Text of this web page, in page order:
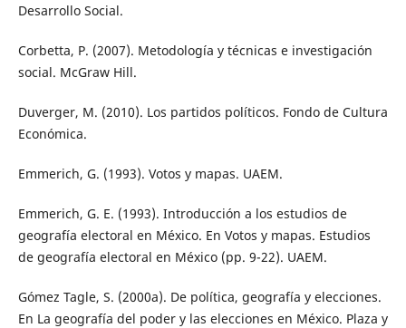
Desarrollo Social.
Corbetta, P. (2007). Metodología y técnicas e investigación
social. McGraw Hill.
Duverger, M. (2010). Los partidos políticos. Fondo de Cultura
Económica.
Emmerich, G. (1993). Votos y mapas. UAEM.
Emmerich, G. E. (1993). Introducción a los estudios de
geografía electoral en México. En Votos y mapas. Estudios
de geografía electoral en México (pp. 9-22). UAEM.
Gómez Tagle, S. (2000a). De política, geografía y elecciones.
En La geografía del poder y las elecciones en México. Plaza y